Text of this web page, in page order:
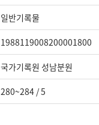
일반기록물
1988119008200001800
국가기록원 성남분원
280~284 / 5